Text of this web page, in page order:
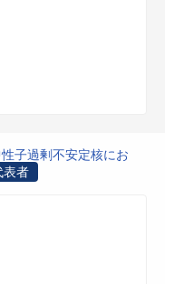
子過剰不安定核にお
表者